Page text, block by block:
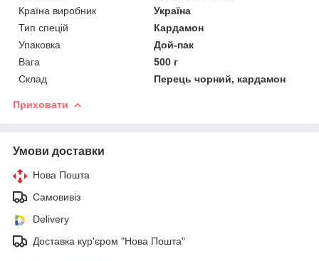
Країна виробник
Україна
Тип спецій
Кардамон
Упаковка
Дой-пак
Вага
500 г
Склад
Перець чорний, кардамон
Приховати
Умови доставки
Нова Пошта
Самовивіз
Delivery
Доставка кур'єром "Нова Пошта"